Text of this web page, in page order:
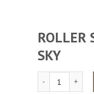
ROLLER
SKY